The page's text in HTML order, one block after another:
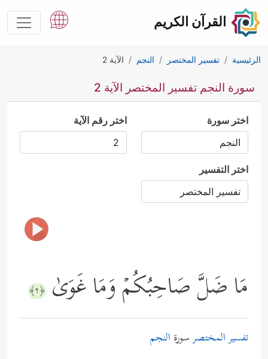
القرآن الكريم
الرئيسية تفسير المختصر النجم الآية 2
سورة النجم تفسير المختصر الآية 2
اختر سورة اختر رقم الآية
اختر التفسير
مَا ضَلَّ صَاحِبُكُمۡ وَمَا غَوَىٰ ﴿٢﴾
تفسير المختصرسورة النجم